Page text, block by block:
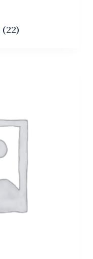
(22)